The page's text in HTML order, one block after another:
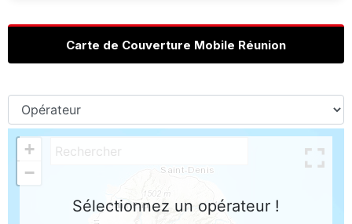
Carte de Couverture Mobile Réunion